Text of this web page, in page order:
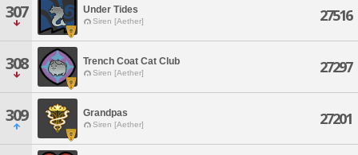
307 Under Tides
Siren [Aether] 27516
308 Trench Coat Cat Club
Siren [Aether] 27297
309 Grandpas
Siren [Aether] 27201